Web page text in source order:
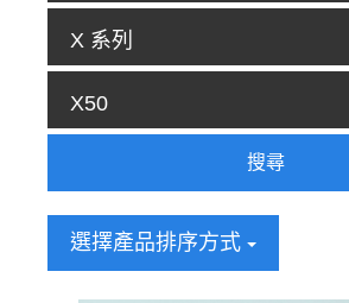
搜尋
選擇產品排序方式